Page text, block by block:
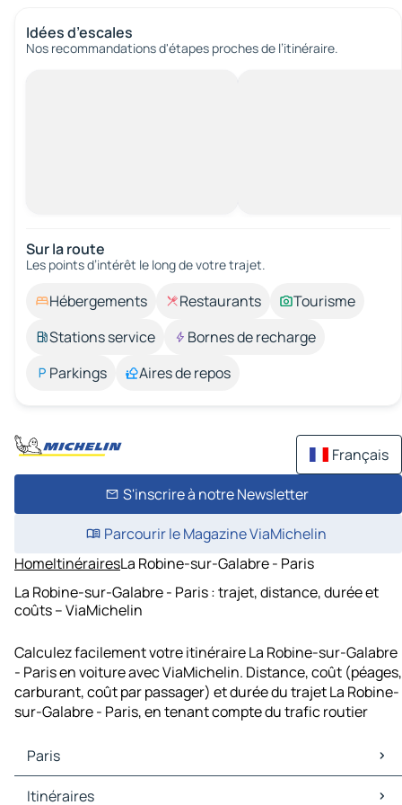
Idées d’escales
Nos recommandations d'étapes proches de l’itinéraire.
Sur la route
Les points d’intérêt le long de votre trajet.
Hébergements Restaurants
Tourisme
Stations service
Bornes de recharge
Parkings
Aires de repos
Français
S'inscrire à notre Newsletter
Parcourir le Magazine ViaMichelin
HomeItinérairesLa Robine-sur-Galabre - Paris
La Robine-sur-Galabre - Paris : trajet, distance, durée et
coûts – ViaMichelin
Calculez facilement votre itinéraire La Robine-sur-Galabre
- Paris en voiture avec ViaMichelin. Distance, coût (péages,
carburant, coût par passager) et durée du trajet La Robine-
sur-Galabre - Paris, en tenant compte du trafic routier
Paris
Paris Cartes et plans
Itinéraires